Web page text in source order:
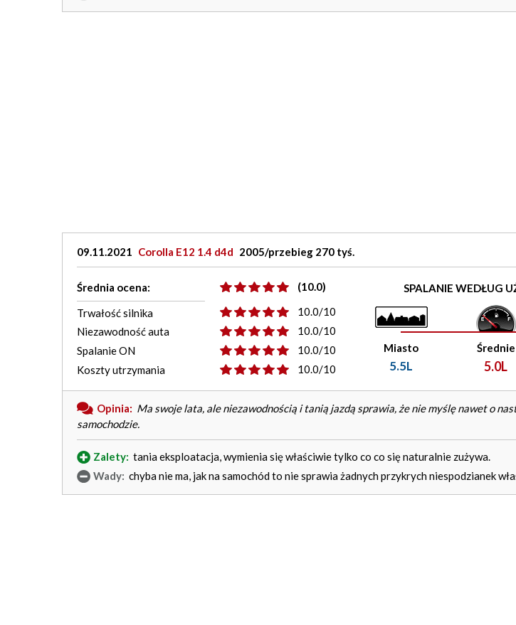
09.11.2021 Corolla E12 1.4 d4d 2005/przebieg 270 tyś.
Średnia ocena: (10.0)
Trwałość silnika
10.0/10
Niezawodność auta
10.0/10
Spalanie ON
10.0/10
Koszty utrzymania
10.0/10
SPALANIE WEDŁUG
Miasto
5.5L
Średnie
5.0L
Opinia: Ma swoje lata, ale niezawodnością i tanią jazdą sprawia, że nie myślę nawet o
samochodzie.
Zalety: tania eksploatacja, wymienia się właściwie tylko co co się naturalnie zużywa.
Wady: chyba nie ma, jak na samochód to nie sprawia żadnych przykrych niespodzianek